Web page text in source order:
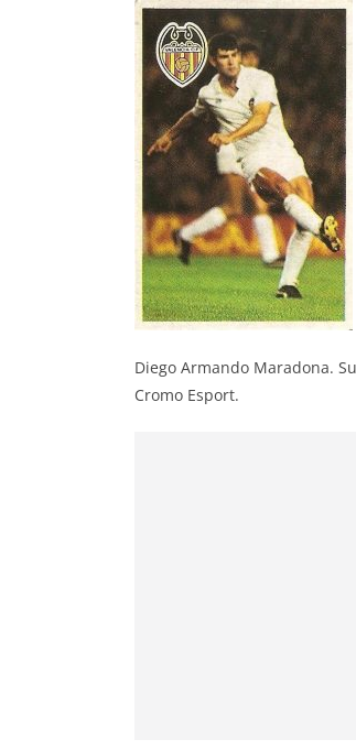
Diego Armando Maradona.
Cromo Esport.